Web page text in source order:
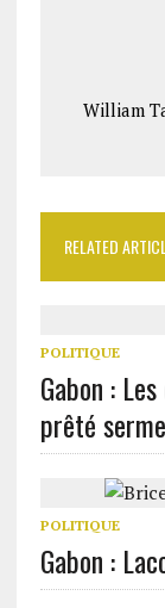
William
RELATED
POLITIQUE
Gabon :
prêté
POLITIQUE
Gabon :